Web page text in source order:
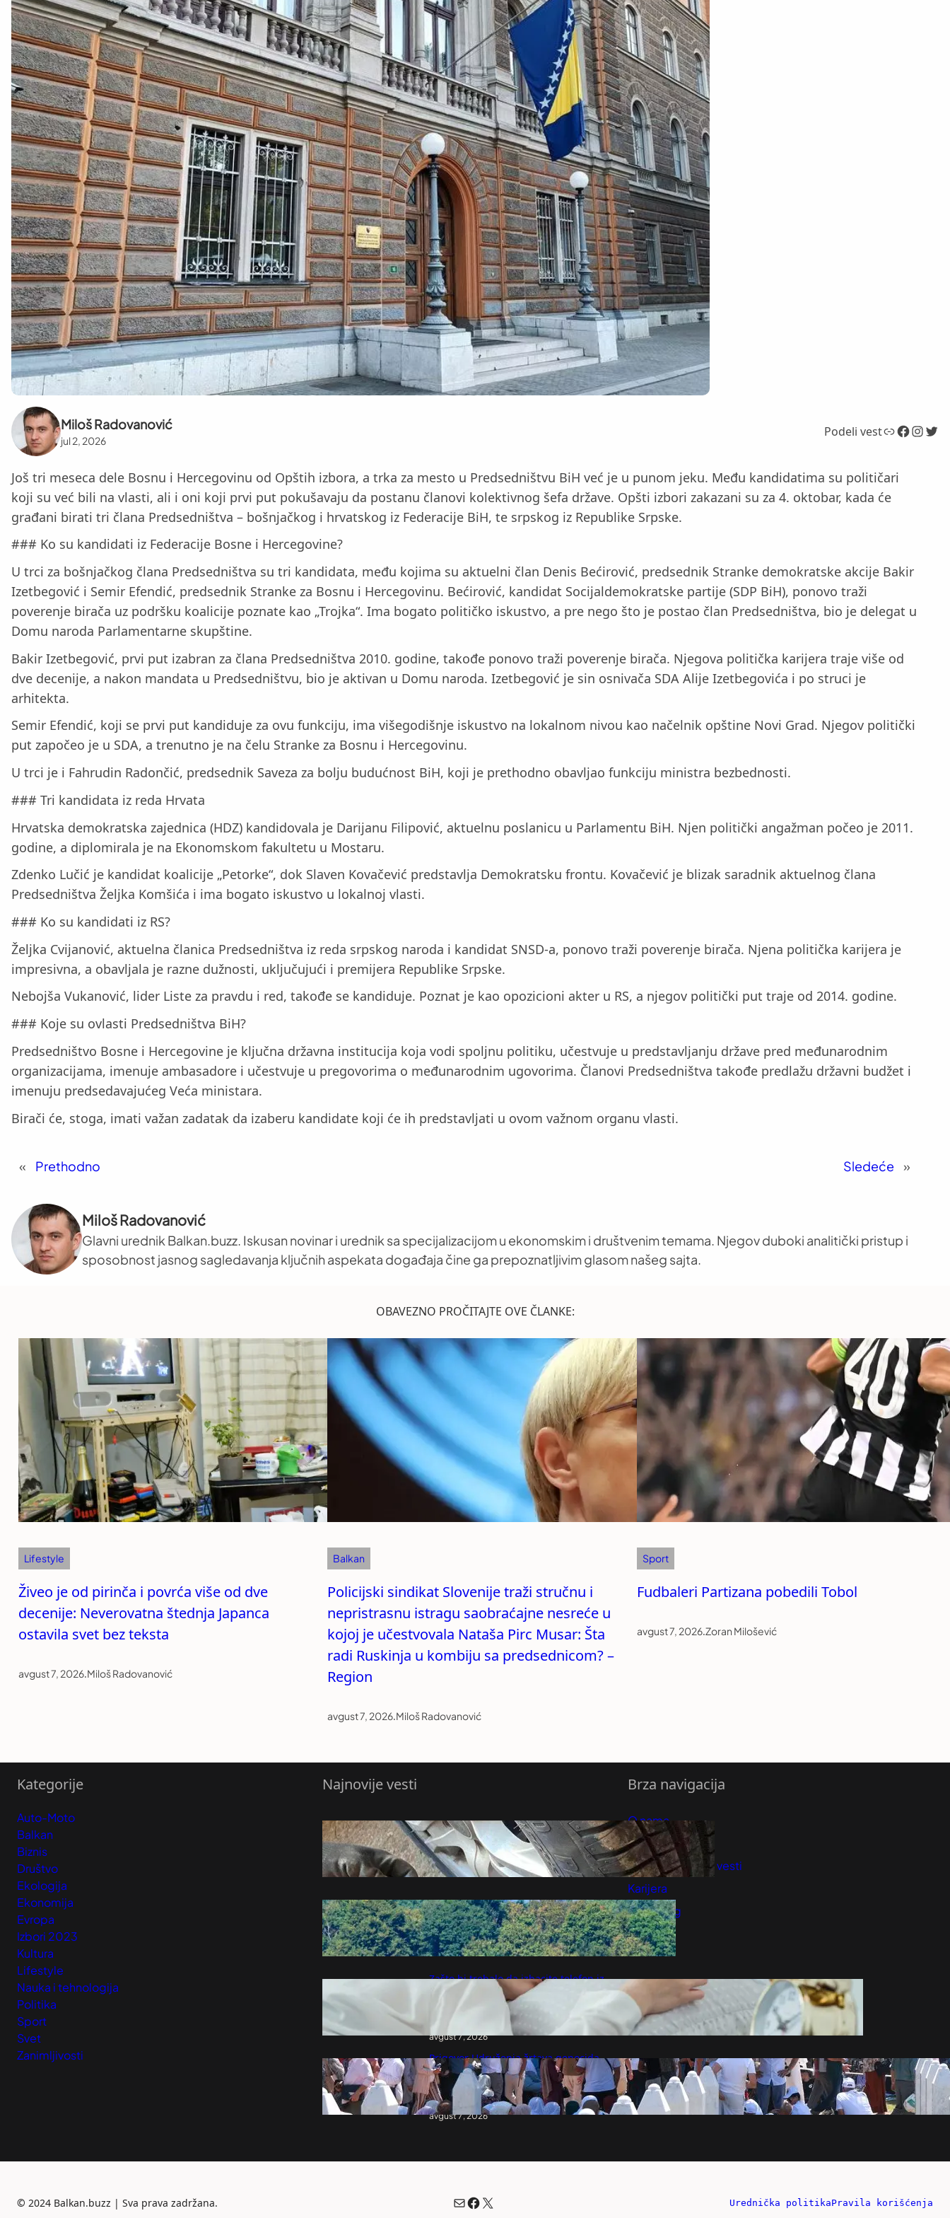
Miloš Radovanović
jul 2, 2026
Podeli vestLink Facebook InstagramTwitter
Još tri meseca dele Bosnu i Hercegovinu od Opštih izbora, a trka za mesto u Predsedništvu BiH već je u punom jeku. Među kandidatima su političari
koji su već bili na vlasti, ali i oni koji prvi put pokušavaju da postanu članovi kolektivnog šefa države. Opšti izbori zakazani su za 4. oktobar, kada će
građani birati tri člana Predsedništva – bošnjačkog i hrvatskog iz Federacije BiH, te srpskog iz Republike Srpske.
### Ko su kandidati iz Federacije Bosne i Hercegovine?
U trci za bošnjačkog člana Predsedništva su tri kandidata, među kojima su aktuelni član Denis Bećirović, predsednik Stranke demokratske akcije Bakir
Izetbegović i Semir Efendić, predsednik Stranke za Bosnu i Hercegovinu. Bećirović, kandidat Socijaldemokratske partije (SDP BiH), ponovo traži
poverenje birača uz podršku koalicije poznate kao „Trojka“. Ima bogato političko iskustvo, a pre nego što je postao član Predsedništva, bio je delegat u
Domu naroda Parlamentarne skupštine.
Bakir Izetbegović, prvi put izabran za člana Predsedništva 2010. godine, takođe ponovo traži poverenje birača. Njegova politička karijera traje više od
dve decenije, a nakon mandata u Predsedništvu, bio je aktivan u Domu naroda. Izetbegović je sin osnivača SDA Alije Izetbegovića i po struci je
arhitekta.
Semir Efendić, koji se prvi put kandiduje za ovu funkciju, ima višegodišnje iskustvo na lokalnom nivou kao načelnik opštine Novi Grad. Njegov politički
put započeo je u SDA, a trenutno je na čelu Stranke za Bosnu i Hercegovinu.
U trci je i Fahrudin Radončić, predsednik Saveza za bolju budućnost BiH, koji je prethodno obavljao funkciju ministra bezbednosti.
### Tri kandidata iz reda Hrvata
Hrvatska demokratska zajednica (HDZ) kandidovala je Darijanu Filipović, aktuelnu poslanicu u Parlamentu BiH. Njen politički angažman počeo je 2011.
godine, a diplomirala je na Ekonomskom fakultetu u Mostaru.
Zdenko Lučić je kandidat koalicije „Petorke“, dok Slaven Kovačević predstavlja Demokratsku frontu. Kovačević je blizak saradnik aktuelnog člana
Predsedništva Željka Komšića i ima bogato iskustvo u lokalnoj vlasti.
### Ko su kandidati iz RS?
Željka Cvijanović, aktuelna članica Predsedništva iz reda srpskog naroda i kandidat SNSD-a, ponovo traži poverenje birača. Njena politička karijera je
impresivna, a obavljala je razne dužnosti, uključujući i premijera Republike Srpske.
Nebojša Vukanović, lider Liste za pravdu i red, takođe se kandiduje. Poznat je kao opozicioni akter u RS, a njegov politički put traje od 2014. godine.
### Koje su ovlasti Predsedništva BiH?
Predsedništvo Bosne i Hercegovine je ključna državna institucija koja vodi spoljnu politiku, učestvuje u predstavljanju države pred međunarodnim
organizacijama, imenuje ambasadore i učestvuje u pregovorima o međunarodnim ugovorima. Članovi Predsedništva takođe predlažu državni budžet i
imenuju predsedavajućeg Veća ministara.
Birači će, stoga, imati važan zadatak da izaberu kandidate koji će ih predstavljati u ovom važnom organu vlasti.
« Prethodno Sledeće »
Miloš Radovanović
Glavni urednik Balkan.buzz. Iskusan novinar i urednik sa specijalizacijom u ekonomskim i društvenim temama. Njegov duboki analitički pristup i
sposobnost jasnog sagledavanja ključnih aspekata događaja čine ga prepoznatljivim glasom našeg sajta.
OBAVEZNO PROČITAJTE OVE ČLANKE:
Lifestyle
Živeo je od pirinča i povrća više od dve
decenije: Neverovatna štednja Japanca
ostavila svet bez teksta
avgust 7, 2026.Miloš Radovanović
Balkan
Policijski sindikat Slovenije traži stručnu i
nepristrasnu istragu saobraćajne nesreće u
kojoj je učestvovala Nataša Pirc Musar: Šta
radi Ruskinja u kombiju sa predsednicom? –
Region
avgust 7, 2026.Miloš Radovanović
Sport
Fudbaleri Partizana pobedili Tobol
avgust 7, 2026.Zoran Milošević
Kategorije
Auto-Moto
Balkan
Biznis
Društvo
Ekologija
Ekonomija
Evropa
Izbori 2023
Kultura
Lifestyle
Nauka i tehnologija
Politika
Sport
Svet
Zanimljivosti
Najnovije vesti
Da li nove gume treba postaviti naprijed
ili nazad
avgust 7, 2026
„Samo je detonator zakazao“: Katastrofa
na aerodromu izbegnuta u poslednjem
trenutku, Evropa ulazi u novu fazu rata?
avgust 7, 2026
Zašto bi trebalo da izbacite telefon iz
spavaće sobe? Stručnjaci tvrde da
starinski budilnik može značajno
poboljšati san
avgust 7, 2026
Prigovor Udruženja žrtava genocida
protiv RTRS zbog priloga o Potočarima:
Ne smemo dozvoliti javno ponižavanje i
dehumanizaciju preživelih – Region
avgust 7, 2026
Brza navigacija
O nama
Predloži Vest
Pretplatite se na vesti
Karijera
Marketing
Kontakt
© 2024 Balkan.buzz | Sva prava zadržana. Mail
Facebook
X Urednička politikaPravila korišćenja